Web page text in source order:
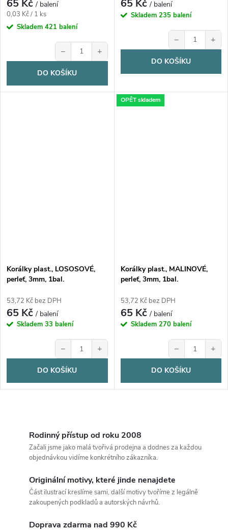
65 Kč/ balení
Měrná
cena:
0,03 Kč / 1 ks
Skladem 421 balení
− +
DO KOŠÍKU
65 Kč/ balení
Skladem 235 balení
− +
DO KOŠÍKU
Korálky plast., LOSOSOVÉ,
perleť, 3mm, 1bal.
53,72 Kč bez DPH
65 Kč/ balení
Skladem 33 balení
− +
DO KOŠÍKU
OPĚT skladem
Korálky plast., MALINOVÉ,
perleť, 3mm, 1bal.
53,72 Kč bez DPH
65 Kč/ balení
Skladem 270 balení
− +
DO KOŠÍKU
Rodinný přístup od roku 2008
Začali jsme jako malá tvořivá prodejna a dodnes za každou
objednávkou vidíme konkrétního zákazníka.
Originální motivy, které jinde nenajdete
Část ilustrací kreslíme sami, další motivy tvoříme z legálně
zakoupených podkladů a autorských návrhů.
Doprava zdarma nad 990 Kč